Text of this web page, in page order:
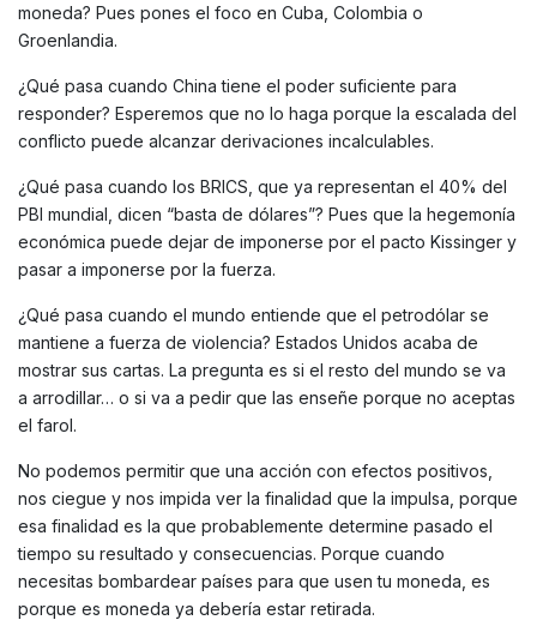
moneda? Pues pones el foco en Cuba, Colombia o
Groenlandia.
¿Qué pasa cuando China tiene el poder suficiente para
responder? Esperemos que no lo haga porque la escalada del
conflicto puede alcanzar derivaciones incalculables.
¿Qué pasa cuando los BRICS, que ya representan el 40% del
PBI mundial, dicen “basta de dólares”? Pues que la hegemonía
económica puede dejar de imponerse por el pacto Kissinger y
pasar a imponerse por la fuerza.
¿Qué pasa cuando el mundo entiende que el petrodólar se
mantiene a fuerza de violencia? Estados Unidos acaba de
mostrar sus cartas. La pregunta es si el resto del mundo se va
a arrodillar… o si va a pedir que las enseñe porque no aceptas
el farol.
No podemos permitir que una acción con efectos positivos,
nos ciegue y nos impida ver la finalidad que la impulsa, porque
esa finalidad es la que probablemente determine pasado el
tiempo su resultado y consecuencias. Porque cuando
necesitas bombardear países para que usen tu moneda, es
porque es moneda ya debería estar retirada.